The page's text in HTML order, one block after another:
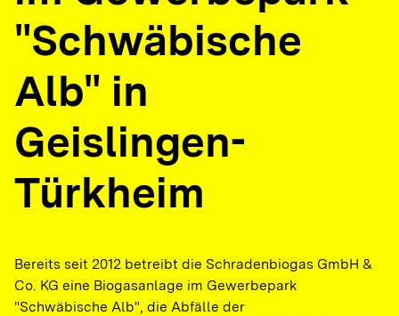
"Schwäbische
Alb" in
Geislingen-
Türkheim
Bereits seit 2012 betreibt die Schradenbiogas GmbH &
Co. KG eine Biogasanlage im Gewerbepark
"Schwäbische Alb", die Abfälle der